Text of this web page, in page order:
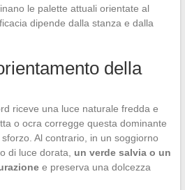
le palette attuali orientate al
dipende dalla stanza e dalla
della
riceve una luce naturale fredda e
o ocra corregge questa dominante
Al contrario, in un soggiorno
di luce dorata, un verde salvia o un
e preserva una dolcezza